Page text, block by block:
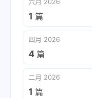
1 篇
四月 2026
4 篇
二月 2026
1 篇